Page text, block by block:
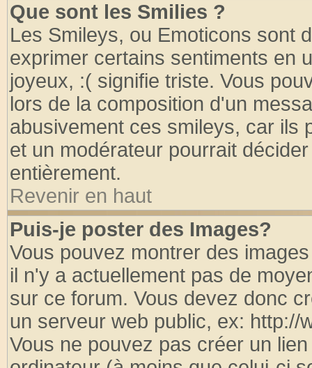
Que sont les Smilies ?
Les Smileys, ou Emoticons sont
exprimer certains sentiments en
joyeux, :( signifie triste. Vous
lors de la composition d'un
abusivement ces smileys, car ils
et un modérateur pourrait
entièrement.
Revenir en haut
Puis-je poster des Images?
Vous pouvez montrer des
il n'y a actuellement pas de
sur ce forum. Vous devez donc
un serveur web public, ex: http://
Vous ne pouvez pas créer un